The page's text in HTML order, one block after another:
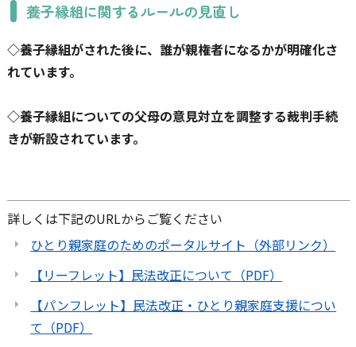
養子縁組に関するルールの見直し
◇養子縁組がされた後に、誰が親権者になるかが明確化さ
れています。
◇養子縁組についての父母の意見対立を調整する裁判手続
きが新設されています。
詳しくは下記のURLからご覧ください
ひとり親家庭のためのポータルサイト（外部リンク）
【リーフレット】民法改正について（PDF）
【パンフレット】民法改正・ひとり親家庭支援につい
て（PDF）